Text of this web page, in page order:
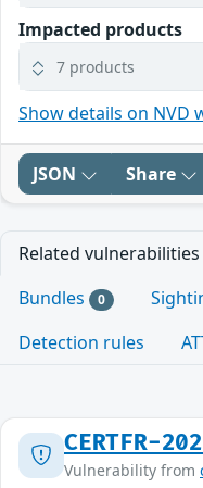
Impacted products
7 products
Show details on NVD
JSON Share
Related vulnerabilities
Bundles 0
Detection rules
CERTFR-
Vulnerability from